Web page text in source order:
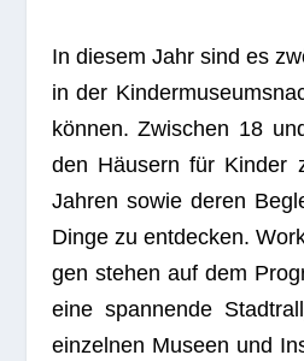
In die­sem Jahr sind es
in der
kön­nen. Zwi­schen 18
den Häu­sern für Kin­der
Jah­ren sowie deren
Dinge zu ent­de­cken.
gen ste­hen auf dem
eine span­nende
ein­zel­nen Museen und